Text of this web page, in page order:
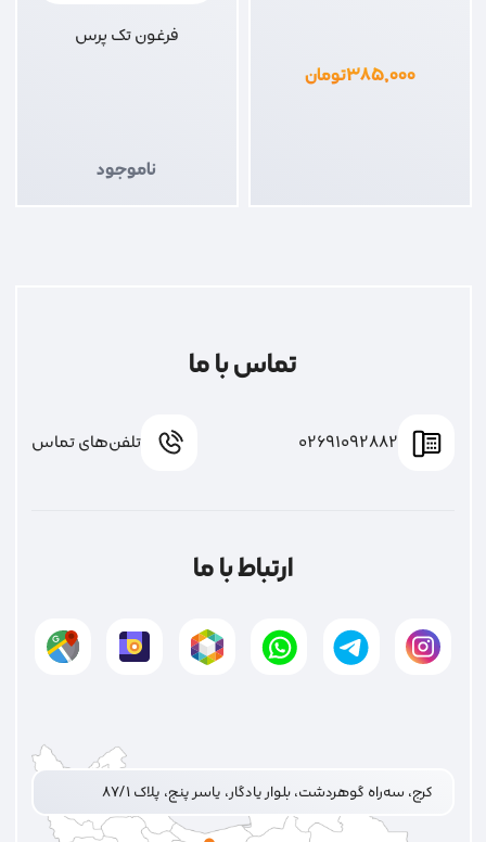
۳۸۵,۰۰۰تومان
فرغون تک پرس
ناموجود
تماس با ما
02691092882 تلفن‌های تماس
ارتباط با ما
کرج، سه‌راه گوهردشت، بلوار یادگار، یاسر پنج، پلاک ۸۷/۱